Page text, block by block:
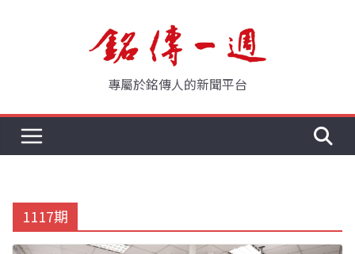
專屬於銘傳人的新聞平台
1117期